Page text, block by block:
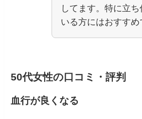
してます。特に立
いる方にはおすすめ
50代女性の口コミ・評判
血行が良くなる